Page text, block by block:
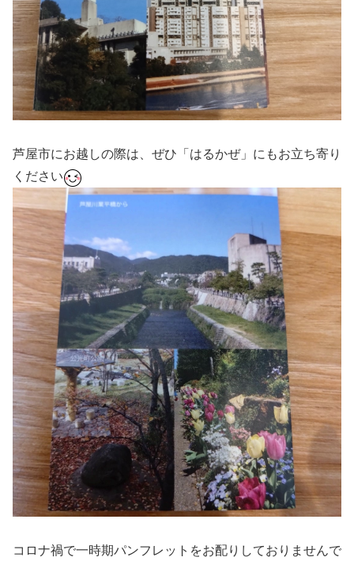
芦屋市にお越しの際は、ぜひ「はるかぜ」にもお立ち寄り
ください
コロナ禍で一時期パンフレットをお配りしておりませんで